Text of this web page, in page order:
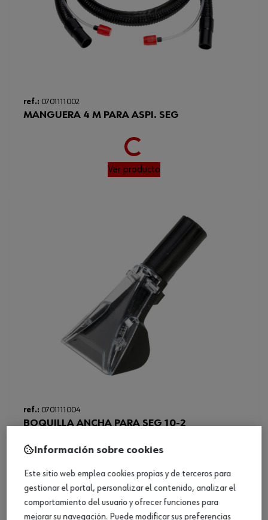
ref.: 0701111002
MANGUERA 4 M PARA ASPI. SEG
Loading...
Ver producto
ref.: 0701111004
BOQUILLA ANCHA PARA SEG 10-2
Loading...
Ver producto
Información sobre cookies
Este sitio web emplea cookies propias y de terceros para
gestionar el portal, personalizar el contenido, analizar el
comportamiento del usuario y ofrecer funciones para
mejorar su navegación. Puede modificar sus preferencias